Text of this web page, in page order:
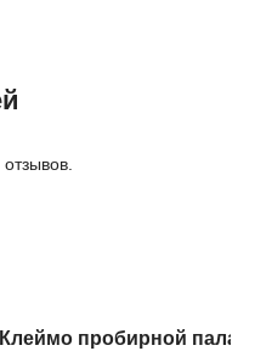
Клеймо пробирной